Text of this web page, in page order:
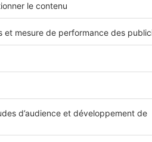
cette semaine la parole sur